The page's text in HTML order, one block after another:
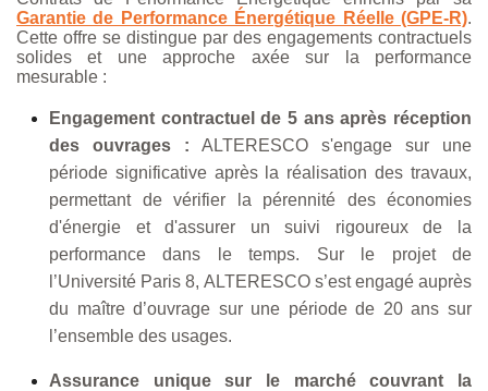
Garantie de Performance Énergétique Réelle (GPE-R).
Cette offre se distingue par des engagements contractuels
solides et une approche axée sur la performance
mesurable :
Engagement contractuel de 5 ans après réception
des ouvrages : ALTERESCO s'engage sur une
période significative après la réalisation des travaux,
permettant de vérifier la pérennité des économies
d'énergie et d'assurer un suivi rigoureux de la
performance dans le temps. Sur le projet de
l’Université Paris 8, ALTERESCO s’est engagé auprès
du maître d’ouvrage sur une période de 20 ans sur
l’ensemble des usages.
Assurance unique sur le marché couvrant la